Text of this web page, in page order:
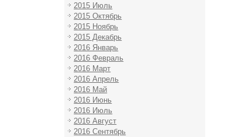
2015 Июль
2015 Октябрь
2015 Ноябрь
2015 Декабрь
2016 Январь
2016 Февраль
2016 Март
2016 Апрель
2016 Май
2016 Июнь
2016 Июль
2016 Август
2016 Сентябрь